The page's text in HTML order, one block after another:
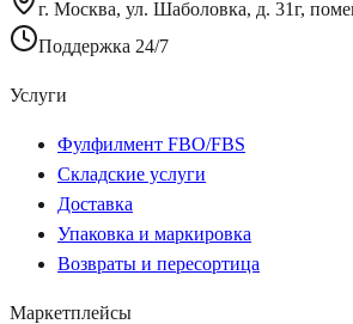
г. Москва, ул. Шаболовка, д. 31г,
Поддержка 24/7
Услуги
Фулфилмент FBO/FBS
Складские услуги
Доставка
Упаковка и маркировка
Возвраты и пересортица
Маркетплейсы